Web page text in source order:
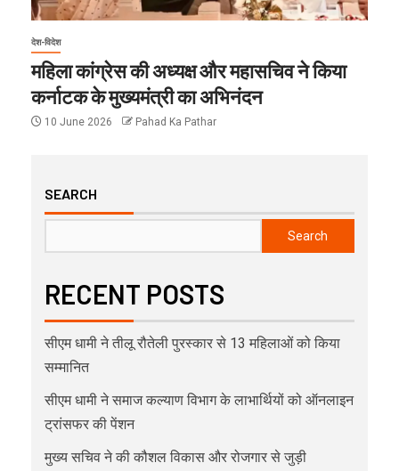
देश-विदेश
महिला कांग्रेस की अध्यक्ष और महासचिव ने किया
कर्नाटक के मुख्यमंत्री का अभिनंदन
10 June 2026 Pahad Ka Pathar
SEARCH
Search
RECENT POSTS
सीएम धामी ने तीलू रौतेली पुरस्कार से 13 महिलाओं को किया
सम्मानित
सीएम धामी ने समाज कल्याण विभाग के लाभार्थियों को ऑनलाइन
ट्रांसफर की पेंशन
मुख्य सचिव ने की कौशल विकास और रोजगार से जुड़ी